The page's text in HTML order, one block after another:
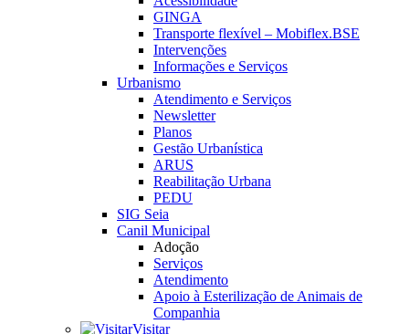
GINGA
Transporte flexível – Mobiflex.BSE
Intervenções
Informações e Serviços
Urbanismo
Atendimento e Serviços
Newsletter
Planos
Gestão Urbanística
ARUS
Reabilitação Urbana
PEDU
SIG Seia
Canil Municipal
Adoção
Serviços
Atendimento
Apoio à Esterilização de Animais de
Companhia
Visitar